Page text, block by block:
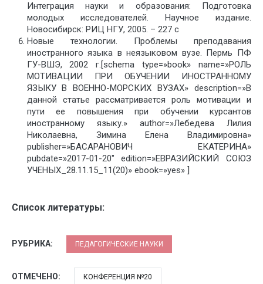
Интеграция науки и образования: Подготовка
молодых исследователей. Научное издание.
Новосибирск: РИЦ НГУ, 2005. – 227 с
Новые технологии. Проблемы преподавания
иностранного языка в неязыковом вузе. Пермь ПФ
ГУ-ВШЭ, 2002 г.[schema type=»book» name=»РОЛЬ
МОТИВАЦИИ ПРИ ОБУЧЕНИИ ИНОСТРАННОМУ
ЯЗЫКУ В ВОЕННО-МОРСКИХ ВУЗАХ» description=»В
данной статье рассматривается роль мотивации и
пути ее повышения при обучении курсантов
иностранному языку.» author=»Лебедева Лилия
Николаевна, Зимина Елена Владимировна»
publisher=»БАСАРАНОВИЧ ЕКАТЕРИНА»
pubdate=»2017-01-20″ edition=»ЕВРАЗИЙСКИЙ СОЮЗ
УЧЕНЫХ_28.11.15_11(20)» ebook=»yes» ]
Список литературы:
РУБРИКА: ПЕДАГОГИЧЕСКИЕ НАУКИ
ОТМЕЧЕНО: КОНФЕРЕНЦИЯ №20